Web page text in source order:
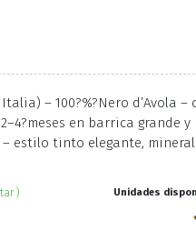
– 100?%?Nero d’Avola –
en barrica grande
– estilo tinto elegante,
) Unidades